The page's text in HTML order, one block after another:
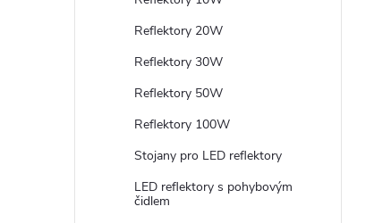
Reflektory 20W
Reflektory 30W
Reflektory 50W
Reflektory 100W
Stojany pro LED reflektory
LED reflektory s pohybovým
čidlem